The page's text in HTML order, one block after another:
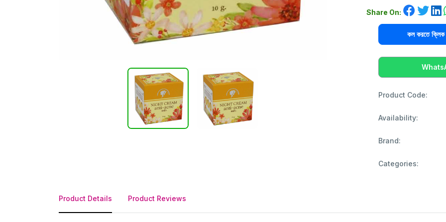
Share On:
কল করতে
Product Code:
Availability:
Brand:
Categories:
Product Details Product Reviews